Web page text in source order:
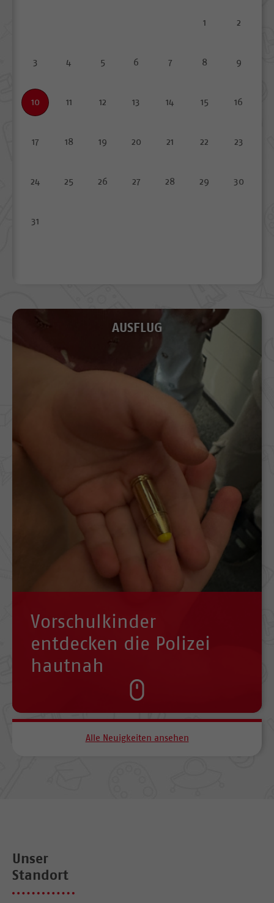
1 2
3 4 5 6 7 8 9
10 11 12 13 14 15 16
17 18 19 20 21 22 23
24 25 26 27 28 29 30
31
AUSFLUG
Vorschulkinder
entdecken die Polizei
hautnah
Alle Neuigkeiten ansehen
Unser
Standort